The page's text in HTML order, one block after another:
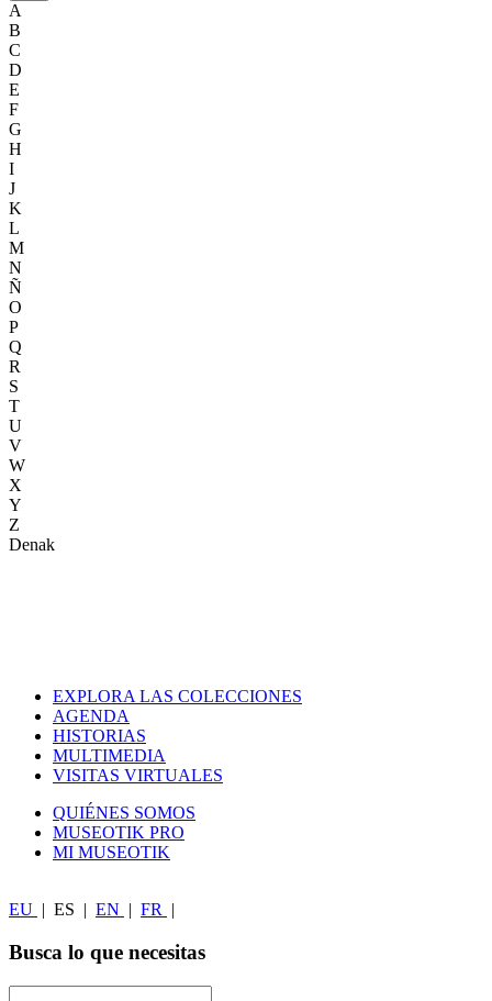
A
B
C
D
E
F
G
H
I
J
K
L
M
N
Ñ
O
P
Q
R
S
T
U
V
W
X
Y
Z
Denak
EXPLORA LAS COLECCIONES
AGENDA
HISTORIAS
MULTIMEDIA
VISITAS VIRTUALES
QUIÉNES SOMOS
MUSEOTIK PRO
MI MUSEOTIK
EU ES EN FR
Busca lo que necesitas